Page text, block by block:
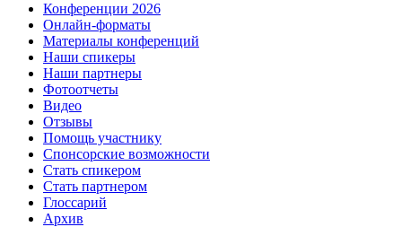
Конференции 2026
Онлайн-форматы
Материалы конференций
Наши спикеры
Наши партнеры
Фотоотчеты
Видео
Отзывы
Помощь участнику
Спонсорские возможности
Стать спикером
Стать партнером
Глоссарий
Архив